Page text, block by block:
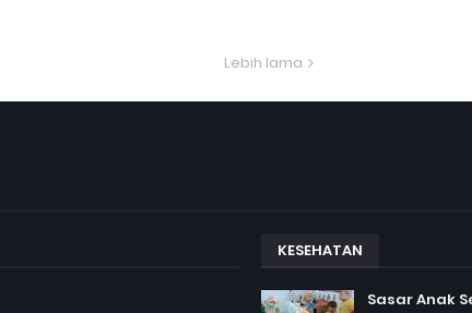
Lebih lama
KESEHATAN
Sasar Anak